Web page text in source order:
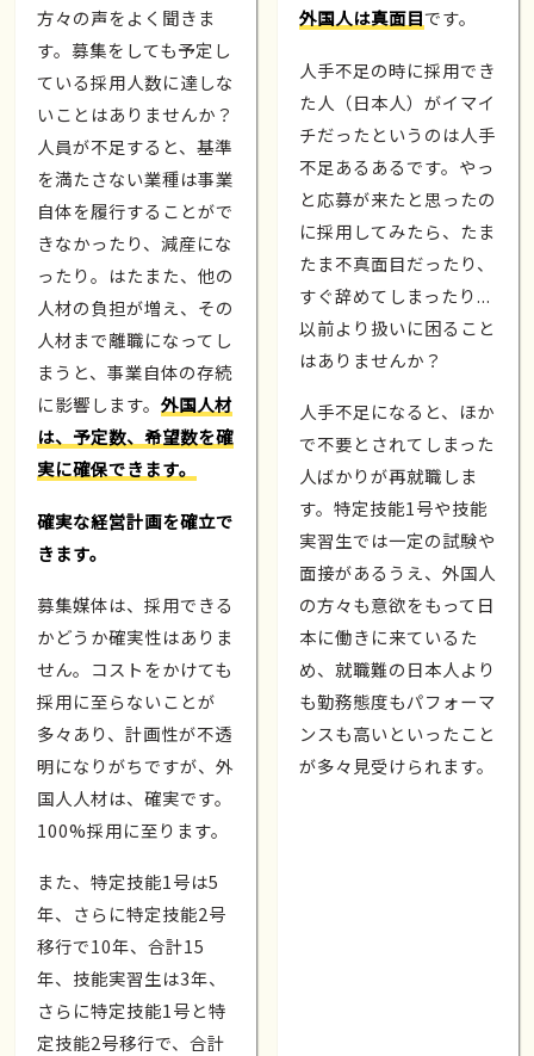
方々の声をよく聞きま
す。募集をしても予定し
ている採用人数に達しな
いことはありませんか？
人員が不足すると、基準
を満たさない業種は事業
自体を履行することがで
きなかったり、減産にな
ったり。はたまた、他の
人材の負担が増え、その
人材まで離職になってし
まうと、事業自体の存続
に影響します。外国人材
は、予定数、希望数を確
実に確保できます。
確実な経営計画を確立で
きます。
募集媒体は、採用できる
かどうか確実性はありま
せん。コストをかけても
採用に至らないことが
多々あり、計画性が不透
明になりがちですが、外
国人人材は、確実です。
100%採用に至ります。
また、特定技能1号は5
年、さらに特定技能2号
移行で10年、合計15
年、技能実習生は3年、
さらに特定技能1号と特
定技能2号移行で、合計
外国人は真面目です。
人手不足の時に採用でき
た人（日本人）がイマイ
チだったというのは人手
不足あるあるです。やっ
と応募が来たと思ったの
に採用してみたら、たま
たま不真面目だったり、
すぐ辞めてしまったり...
以前より扱いに困ること
はありませんか？
人手不足になると、ほか
で不要とされてしまった
人ばかりが再就職しま
す。特定技能1号や技能
実習生では一定の試験や
面接があるうえ、外国人
の方々も意欲をもって日
本に働きに来ているた
め、就職難の日本人より
も勤務態度もパフォーマ
ンスも高いといったこと
が多々見受けられます。